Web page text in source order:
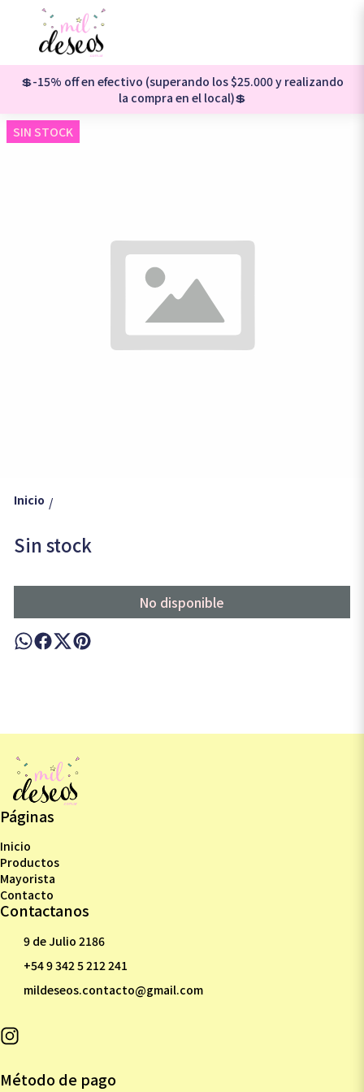
💲-15% off en efectivo (superando los $25.000 y realizando
la compra en el local)💲
SIN STOCK
Inicio /
Sin stock
No disponible
Páginas
Inicio
Productos
Mayorista
Contacto
Contactanos
9 de Julio 2186
+54 9 342 5 212 241
mildeseos.contacto@gmail.com
Método de pago